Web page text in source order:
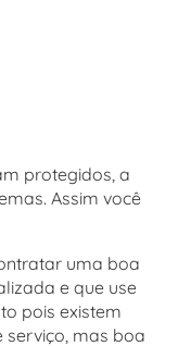
protegidos, a
Assim você
uma boa
e que use
pois existem
serviço, mas boa